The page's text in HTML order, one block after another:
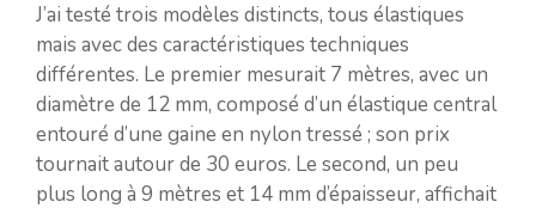
J’ai testé trois modèles distincts, tous élastiques
mais avec des caractéristiques techniques
différentes. Le premier mesurait 7 mètres, avec un
diamètre de 12 mm, composé d’un élastique central
entouré d’une gaine en nylon tressé ; son prix
tournait autour de 30 euros. Le second, un peu
plus long à 9 mètres et 14 mm d’épaisseur, affichait